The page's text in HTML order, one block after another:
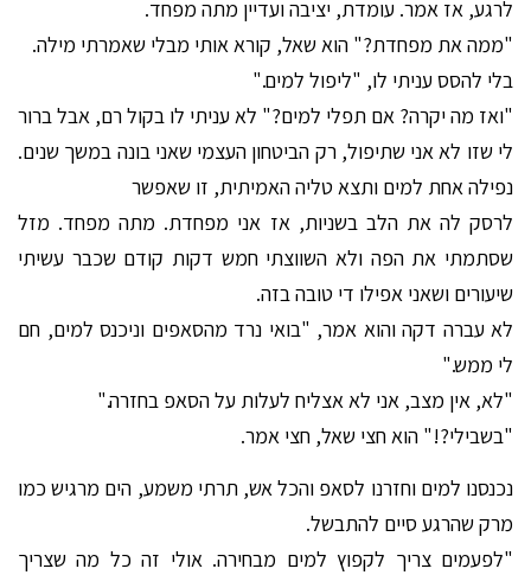
לרגע, אז אמר. עומדת, יציבה ועדיין מתה מפחד.
"ממה את מפחדת?" הוא שאל, קורא אותי מבלי שאמרתי מילה.
בלי להסס עניתי לו, "ליפול למים."
"ואז מה יקרה? אם תפלי למים?" לא עניתי לו בקול רם, אבל ברור
לי שזו לא אני שתיפול, רק הביטחון העצמי שאני בונה במשך שנים.
נפילה אחת למים ותצא טליה האמיתית, זו שאפשר
לרסק לה את הלב בשניות, אז אני מפחדת. מתה מפחד. מזל
שסתמתי את הפה ולא השווצתי חמש דקות קודם שכבר עשיתי
שיעורים ושאני אפילו די טובה בזה.
לא עברה דקה והוא אמר, "בואי נרד מהסאפים וניכנס למים, חם
לי ממש."
"לא, אין מצב, אני לא אצליח לעלות על הסאפ בחזרה."
"בשבילי?!" הוא חצי שאל, חצי אמר.
נכנסנו למים וחזרנו לסאפ והכל אש, תרתי משמע, הים מרגיש כמו
מרק שהרגע סיים להתבשל.
"לפעמים צריך לקפוץ למים מבחירה. אולי זה כל מה שצריך